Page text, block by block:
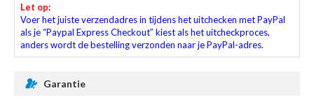
Let op:
Voer het juiste verzendadres in tijdens het uitchecken met PayPal
als je “Paypal Express Checkout” kiest als het uitcheckproces,
anders wordt de bestelling verzonden naar je PayPal-adres.
Garantie